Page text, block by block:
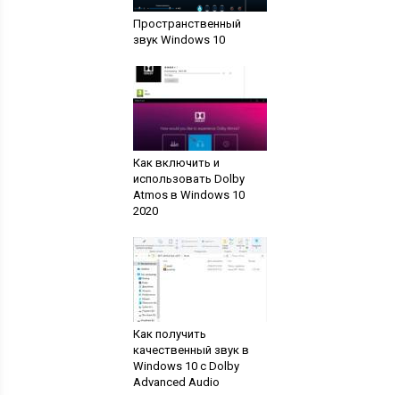
Пространственный
звук Windows 10
Как включить и
использовать Dolby
Atmos в Windows 10
2020
Как получить
качественный звук в
Windows 10 с Dolby
Advanced Audio